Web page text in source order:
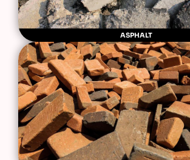
ASPHALT